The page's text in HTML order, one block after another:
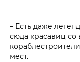
– Есть даже
сюда красавиц со
мест.